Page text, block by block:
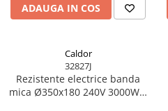
ADAUGA IN COS
Caldor
32827J
Rezistente electrice banda
mica Ø350x180 240V 3000W 3